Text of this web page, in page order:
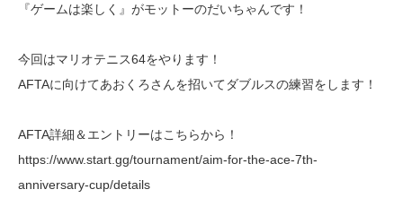
『ゲームは楽しく』がモットーのだいちゃんです！
今回はマリオテニス64をやります！
AFTAに向けてあおくろさんを招いてダブルスの練習をします！
AFTA詳細＆エントリーはこちらから！
https://www.start.gg/tournament/aim-for-the-ace-7th-
anniversary-cup/details